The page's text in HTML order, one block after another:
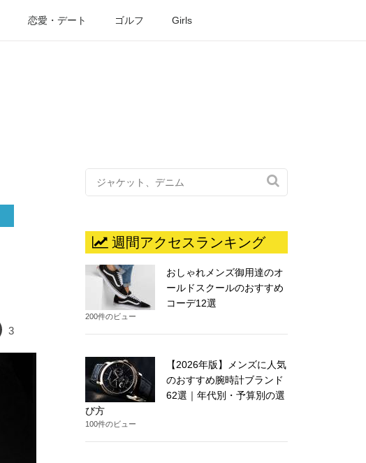
恋愛・デート ゴルフ Girls
3

週間アクセスランキング
おしゃれメンズ御用達のオ
ールドスクールのおすすめ
コーデ12選
200件のビュー
【2026年版】メンズに人気
のおすすめ腕時計ブランド
62選｜年代別・予算別の選
び方
100件のビュー